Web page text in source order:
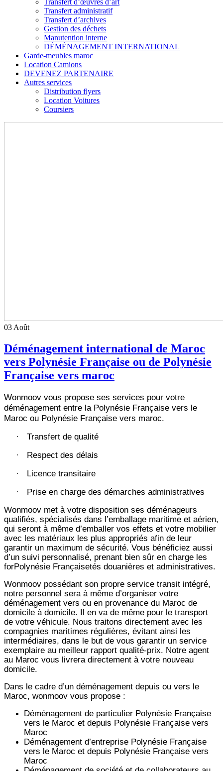
Transfert d’œuvres d’art
Transfert administratif
Transfert d’archives
Gestion des déchets
Manutention interne
DÉMÉNAGEMENT INTERNATIONAL
Garde-meubles maroc
Location Camions
DEVENEZ PARTENAIRE
Autres services
Distribution flyers
Location Voitures
Coursiers
03 Août
Déménagement international de Maroc
vers Polynésie Française ou de Polynésie
Française vers maroc
Wonmoov vous propose ses services pour votre
déménagement entre la Polynésie Française vers le
Maroc ou Polynésie Française vers maroc.
· Transfert de qualité
· Respect des délais
· Licence transitaire
·
Prise en charge des démarches administratives
Wonmoov met à votre disposition ses déménageurs
qualifiés, spécialisés dans l’emballage maritime et aérien,
qui seront à même d’emballer vos effets et votre mobilier
avec les matériaux les plus appropriés afin de leur
garantir un maximum de sécurité. Vous bénéficiez aussi
d’un suivi personnalisé, prenant bien sûr en charge les
forPolynésie Françaisetés douanières et administratives.
Wonmoov possédant son propre service transit intégré,
notre personnel sera à même d’organiser votre
déménagement vers ou en provenance du Maroc de
domicile à domicile. Il en va de même pour le transport
de votre véhicule. Nous traitons directement avec les
compagnies maritimes régulières, évitant ainsi les
intermédiaires, dans le but de vous garantir un service
exemplaire au meilleur rapport qualité-prix. Notre agent
au Maroc vous livrera directement à votre nouveau
domicile.
Dans le cadre d’un déménagement depuis ou vers le
Maroc, wonmoov vous propose :
Déménagement de particulier Polynésie Française
vers le Maroc et depuis Polynésie Française vers
Maroc
Déménagement d’entreprise Polynésie Française
vers le Maroc et depuis Polynésie Française vers
Maroc